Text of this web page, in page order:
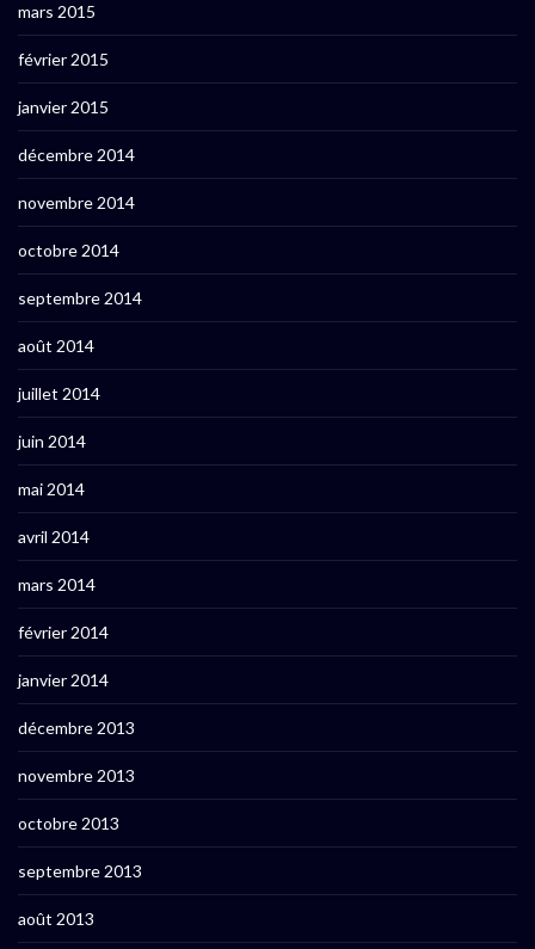
mars 2015
février 2015
janvier 2015
décembre 2014
novembre 2014
octobre 2014
septembre 2014
août 2014
juillet 2014
juin 2014
mai 2014
avril 2014
mars 2014
février 2014
janvier 2014
décembre 2013
novembre 2013
octobre 2013
septembre 2013
août 2013